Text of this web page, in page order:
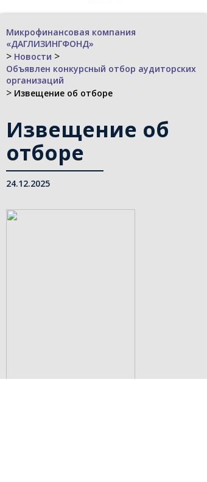
Микрофинансовая компания
«ДАГЛИЗИНГФОНД»
> Новости >
Объявлен конкурсный отбор ayдиторских
организаций
> Извещение об отборе
Извещение об
отборе
24.12.2025